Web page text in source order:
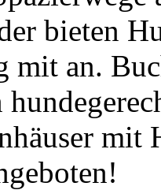
bieten
mit an.
mit